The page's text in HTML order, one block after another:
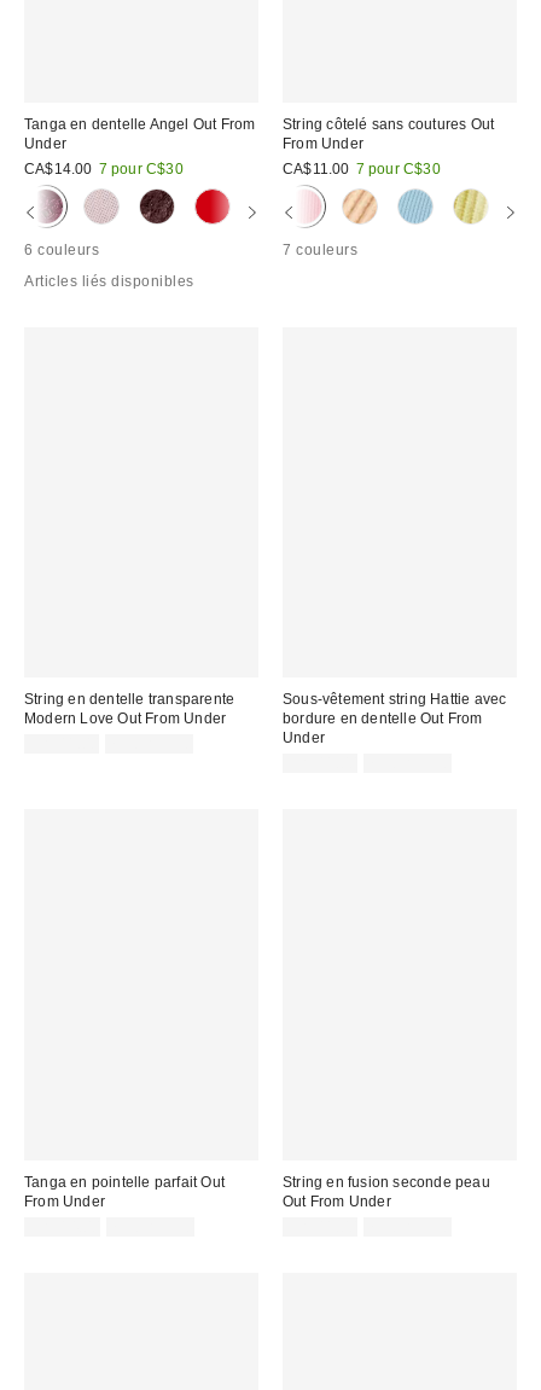
Tanga en dentelle Angel Out From
Under
CA$14.00 7 pour C$30
6 couleurs
Articles liés disponibles
String côtelé sans coutures Out
From Under
CA$11.00 7 pour C$30
7 couleurs
String en dentelle transparente
Modern Love Out From Under
Sous-vêtement string Hattie avec
bordure en dentelle Out From
Under
Tanga en pointelle parfait Out
From Under
String en fusion seconde peau
Out From Under